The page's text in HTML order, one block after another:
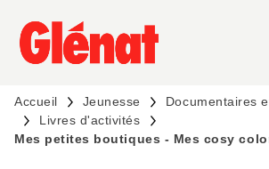
MENU RECHERCHE
PIED DE PAGE
Accueil Jeunesse
Documentaires
Livres d'activités
Mes petites boutiques - Mes cosy